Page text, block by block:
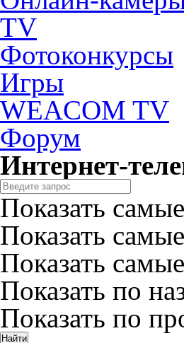
TV
Фотоконкурсы
Игры
WEACOM TV
Форум
Интернет-
Показать
Показать
Показать
Показать по
Показать по